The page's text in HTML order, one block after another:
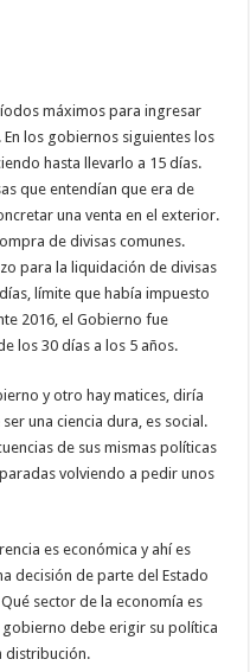
máximos para ingresar
los gobiernos siguientes los
hasta llevarlo a 15 días.
que entendían que era de
una venta en el exterior.
de divisas comunes.
para la liquidación de divisas
límite que había impuesto
2016, el Gobierno fue
los 30 días a los 5 años.
y otro hay matices, diría
una ciencia dura, es social.
de sus mismas políticas
volviendo a pedir unos
es económica y ahí es
decisión de parte del Estado
sector de la economía es
debe erigir su política
distribución.